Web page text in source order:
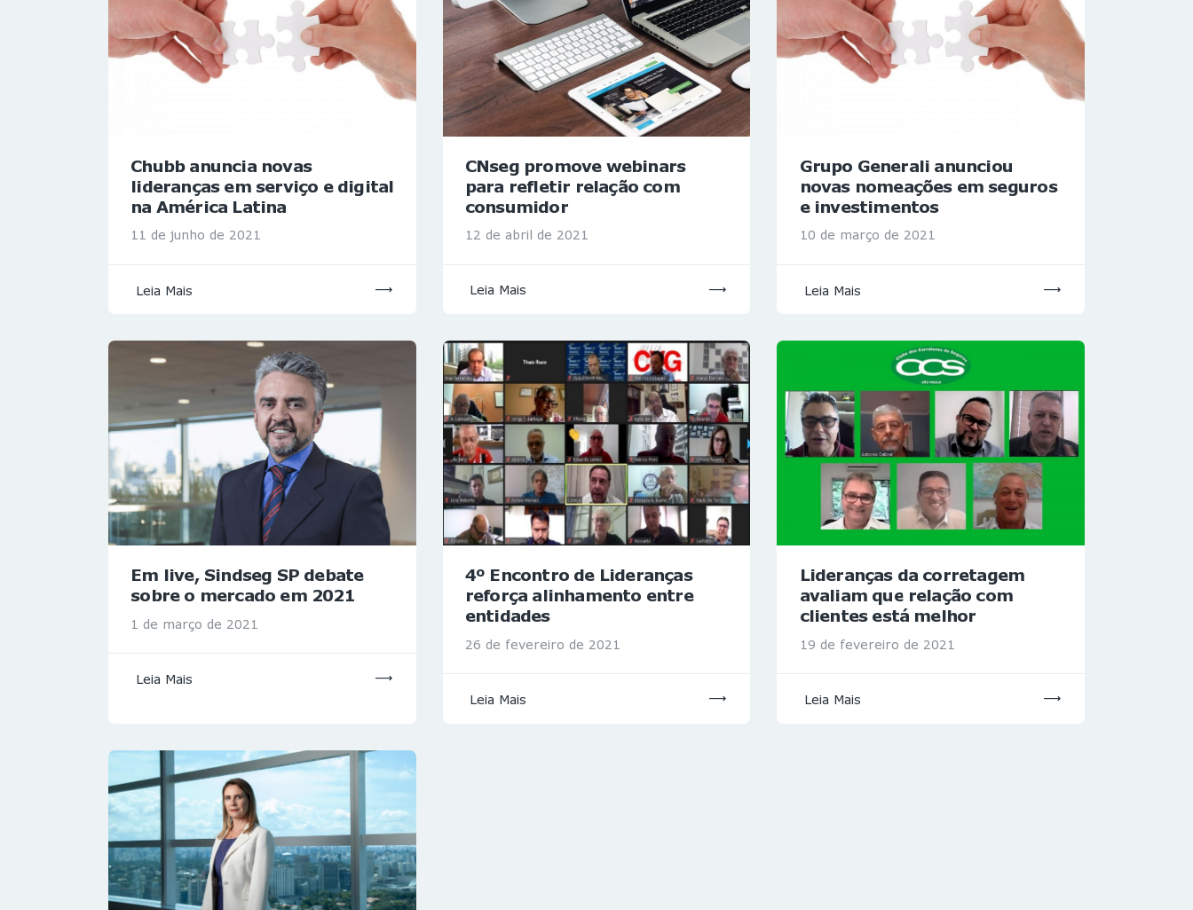
Chubb anuncia novas
lideranças em serviço e digital
na América Latina
11 de junho de 2021
Leia Mais
CNseg promove webinars
para refletir relação com
consumidor
12 de abril de 2021
Leia Mais
Grupo Generali anunciou
novas nomeações em seguros
e investimentos
10 de março de 2021
Leia Mais
Em live, Sindseg SP debate
sobre o mercado em 2021
1 de março de 2021
Leia Mais
4º Encontro de Lideranças
reforça alinhamento entre
entidades
26 de fevereiro de 2021
Leia Mais
Lideranças da corretagem
avaliam que relação com
clientes está melhor
19 de fevereiro de 2021
Leia Mais